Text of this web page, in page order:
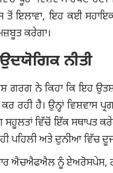
ਇਲਾਵਾ, ਇਹ ਕਈ
​​ਕਰੇਗਾ।
ਨੀਤੀ
ਗਰਗ ਨੇ ਕਿਹਾ ਕਿ ਇਹ
ਰਹੀ ਹੈ। ਉਨ੍ਹਾਂ ਵਿਸ਼ਵਾਸ
ਵਿੱਚੋਂ ਇੱਕ ਸਥਾਪਤ
ਪਹਿਲੀ ਅਤੇ ਦੁਨੀਆ ਵਿੱਚ
ਐਚਐਫਐਲ ਨੂੰ